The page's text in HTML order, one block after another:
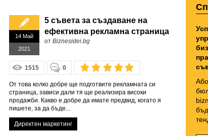
14 Май
2021
5 съвета за създаване на
ефективна рекламна страница
от Biznesidei.bg
1515 0
От това колко добре ще подготвите рекламната си
страница, зависи дали тя ще реализира високи
продажби. Какво е добре да имате предвид, когато я
пишете, за да бъде...
Директен маркетинг